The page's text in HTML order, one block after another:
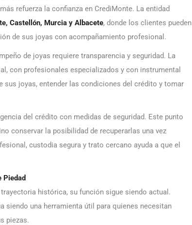
refuerza la confianza en CrediMonte. La entidad
Castellón, Murcia y Albacete, donde los clientes pueden
de sus joyas con acompañamiento profesional.
de joyas requiere transparencia y seguridad. La
con profesionales especializados y con instrumental
sus joyas, entender las condiciones del crédito y tomar
del crédito con medidas de seguridad. Este punto
conservar la posibilidad de recuperarlas una vez
custodia segura y trato cercano ayuda a que el
Piedad
histórica, su función sigue siendo actual.
siendo una herramienta útil para quienes necesitan
piezas.